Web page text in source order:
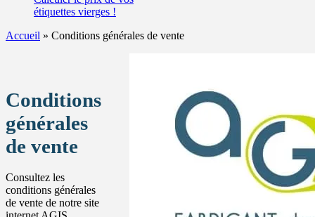
étiquettes vierges !
Accueil » Conditions générales de vente
Conditions
générales
de vente
Consultez les
conditions générales
de vente de notre site